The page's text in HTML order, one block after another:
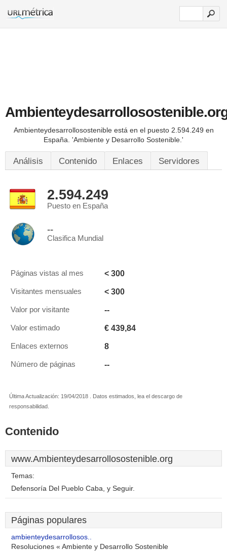
Ambienteydesarrollosostenible está en el puesto 2.594.249 en
España. 'Ambiente y Desarrollo Sostenible.'
Análisis Contenido Enlaces Servidores
2.594.249
Puesto en España
--
Clasifica Mundial
Páginas vistas al mes < 300
Visitantes mensuales < 300
Valor por visitante --
Valor estimado € 439,84
Enlaces externos 8
Número de páginas --
Última Actualización: 19/04/2018 . Datos estimados, lea el descargo de
responsabilidad.
Contenido
www.Ambienteydesarrollosostenible.org
Temas:
Defensoría Del Pueblo Caba, y Seguir.
Páginas populares
ambienteydesarrollosos..
Resoluciones « Ambiente y Desarrollo Sostenible